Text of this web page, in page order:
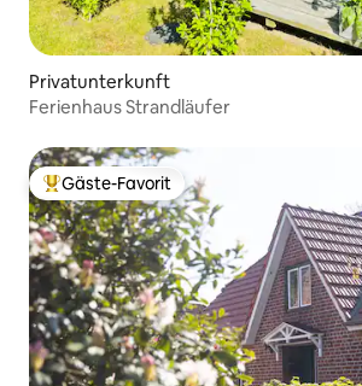
Privatunterkunft
Ferienhaus Strandläufer
Beliebter Gäste-Favorit.
Gäste-Favorit